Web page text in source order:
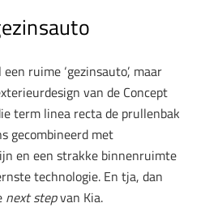
ruime ‘gezinsauto’, maar
van de Concept
term linea recta de prullenbak
gecombineerd met
en een strakke binnenruimte
technologie. En tja, dan
next stepvan Kia.